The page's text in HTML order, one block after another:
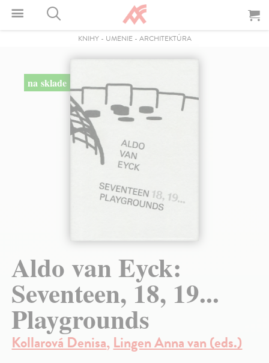
KNIHY- UMENIE- ARCHITEKTÚRA
na sklade
Aldo van Eyck:
Seventeen, 18, 19...
Playgrounds
Kollarová Denisa,Lingen Anna van (eds.)